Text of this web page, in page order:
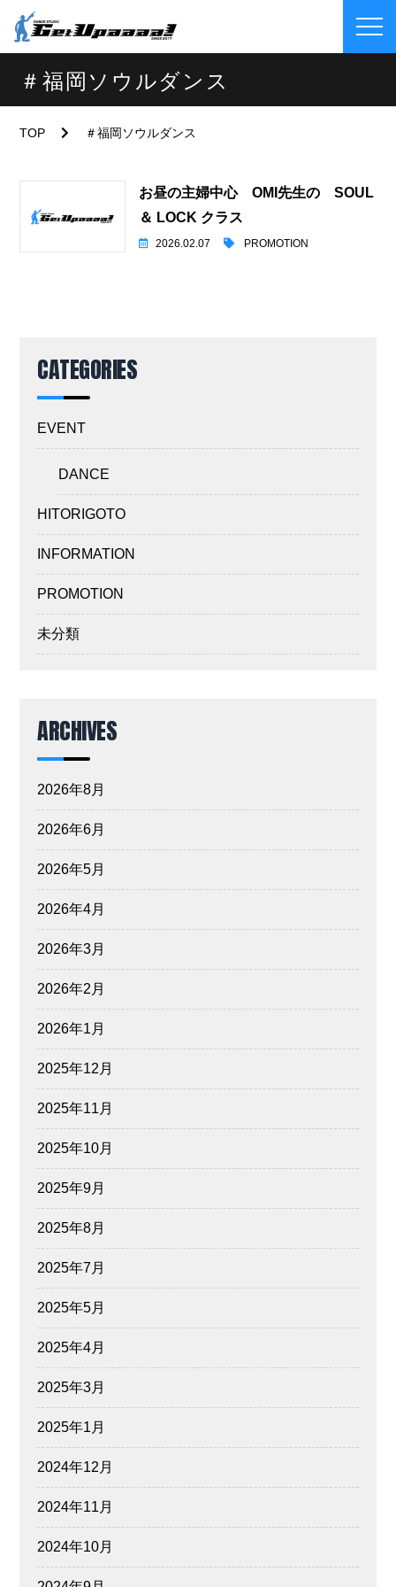
＃福岡ソウルダンス
TOP ＃福岡ソウルダンス
お昼の主婦中心 OMI先生の SOUL
＆ LOCK クラス
2026.02.07 PROMOTION
CATEGORIES
EVENT
DANCE
HITORIGOTO
INFORMATION
PROMOTION
未分類
ARCHIVES
2026年8月
2026年6月
2026年5月
2026年4月
2026年3月
2026年2月
2026年1月
2025年12月
2025年11月
2025年10月
2025年9月
2025年8月
2025年7月
2025年5月
2025年4月
2025年3月
2025年1月
2024年12月
2024年11月
2024年10月